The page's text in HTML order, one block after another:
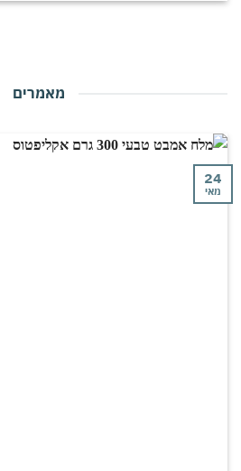
מאמרים